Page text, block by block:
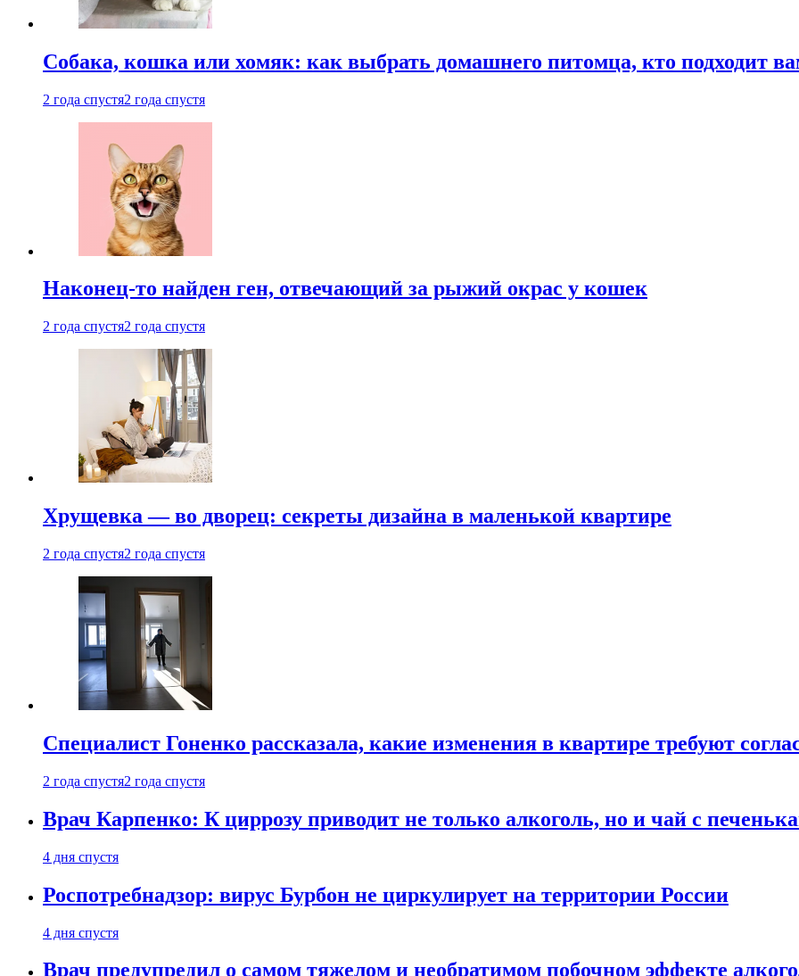
Собака, кошка или хомяк: как выбрать домашнего питомца, кто подходит
2 года спустя2 года спустя
Наконец-то найден ген, отвечающий за рыжий окрас у кошек
2 года спустя2 года спустя
Хрущевка — во дворец: секреты дизайна в маленькой квартире
2 года спустя2 года спустя
Специалист Гоненко рассказала, какие изменения в квартире требуют
2 года спустя2 года спустя
Врач Карпенко: К циррозу приводит не только алкоголь, но и чай с
4 дня спустя
Роспотребнадзор: вирус Бурбон не циркулирует на территории России
4 дня спустя
Врач предупредил о самом тяжелом и необратимом побочном эффекте